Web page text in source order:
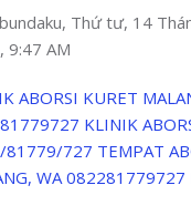
Thứ tư, 14
9:47 AM
ABORSI KURET
KLINIK
727 TEMPAT
WA 082281779727